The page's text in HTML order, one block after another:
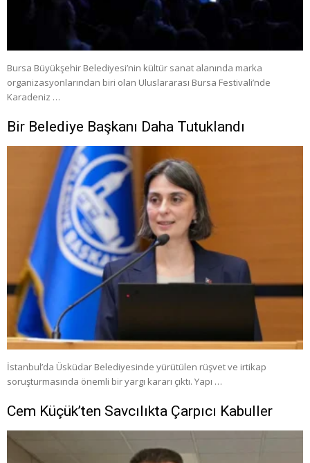
Bursa Büyükşehir Belediyesi’nin kültür sanat alanında marka
organizasyonlarından biri olan Uluslararası Bursa Festivali’nde
Karadeniz …
Bir Belediye Başkanı Daha Tutuklandı
İstanbul’da Üsküdar Belediyesinde yürütülen rüşvet ve irtikap
soruşturmasında önemli bir yargı kararı çıktı. Yapı …
Cem Küçük’ten Savcılıkta Çarpıcı Kabuller